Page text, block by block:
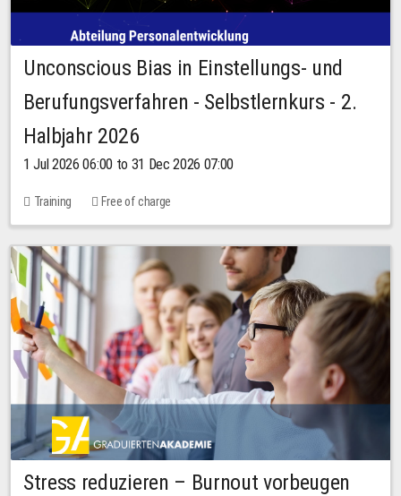
Unconscious Bias in Einstellungs- und
Berufungsverfahren - Selbstlernkurs - 2.
Halbjahr 2026
1 Jul 2026 06:00 to 31 Dec 2026 07:00
Training Free of charge
Stress reduzieren – Burnout vorbeugen